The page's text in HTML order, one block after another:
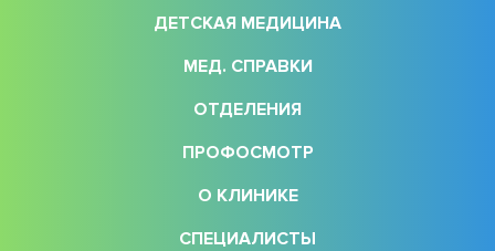
ДЕТСКАЯ МЕДИЦИНА
МЕД. СПРАВКИ
ОТДЕЛЕНИЯ
ПРОФОСМОТР
О КЛИНИКЕ
СПЕЦИАЛИСТЫ